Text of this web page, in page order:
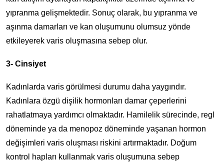
yıpranma gelişmektedir. Sonuç olarak, bu yıpranma ve
aşınma damarları ve kan oluşumunu olumsuz yönde
etkileyerek varis oluşmasına sebep olur.
3- Cinsiyet
Kadınlarda varis görülmesi durumu daha yaygındır.
Kadınlara özgü dişilik hormonları damar çeperlerini
rahatlatmaya yardımcı olmaktadır. Hamilelik sürecinde, regl
döneminde ya da menopoz döneminde yaşanan hormon
değişimleri varis oluşması riskini artırmaktadır. Doğum
kontrol hapları kullanmak varis oluşumuna sebep